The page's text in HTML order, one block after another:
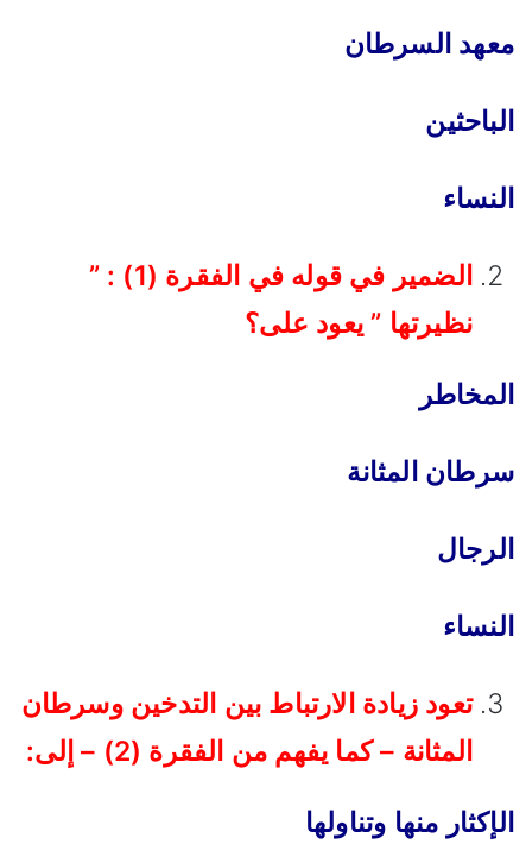
معهد السرطان
الباحثين
النساء
الضمير في قوله في الفقرة (1) : ”
نظيرتها ” يعود على؟
المخاطر
سرطان المثانة
الرجال
النساء
تعود زيادة الارتباط بين التدخين وسرطان
المثانة – كما يفهم من الفقرة (2) – إلى:
الإكثار منها وتناولها